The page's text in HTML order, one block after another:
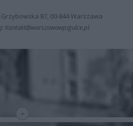
87, 00-844 Warszawa
Kontakt@warszawawpigulce.pl